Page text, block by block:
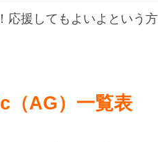
応援してもよいよという
（AG）一覧表